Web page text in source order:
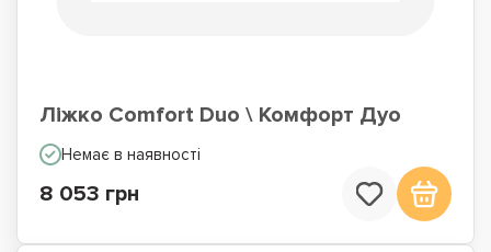
Ліжко Comfort Duo \ Комфорт Дуо
Немає в наявності
8 053 грн